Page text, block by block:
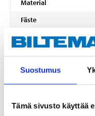
Suostumus
Tämä sivusto käyttää
Material
Fäste
Mått
Höjd
Kapacitet